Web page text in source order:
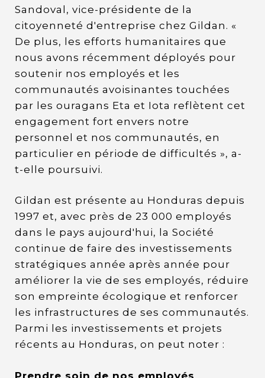
Sandoval, vice-présidente de la
citoyenneté d'entreprise chez Gildan. «
De plus, les efforts humanitaires que
nous avons récemment déployés pour
soutenir nos employés et les
communautés avoisinantes touchées
par les ouragans Eta et Iota reflètent cet
engagement fort envers notre
personnel et nos communautés, en
particulier en période de difficultés », a-
t-elle poursuivi.
Gildan est présente au Honduras depuis
1997 et, avec près de 23 000 employés
dans le pays aujourd'hui, la Société
continue de faire des investissements
stratégiques année après année pour
améliorer la vie de ses employés, réduire
son empreinte écologique et renforcer
les infrastructures de ses communautés.
Parmi les investissements et projets
récents au Honduras, on peut noter :
Prendre soin de nos employés